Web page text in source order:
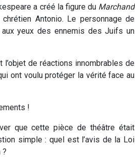
a créé la figure du Marchand
Antonio. Le personnage de
aux yeux des ennemis des Juifs un
de réactions innombrables de
ont voulu protéger la vérité face au
!
que cette pièce de théâtre était
simple : quel est l’avis de la Loi
?